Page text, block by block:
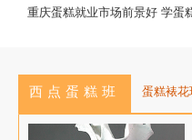
网红甜品教程
重庆蛋糕就业市场前景好 学蛋
西点蛋糕班 蛋糕裱花